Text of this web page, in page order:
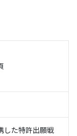
した特許出願戦